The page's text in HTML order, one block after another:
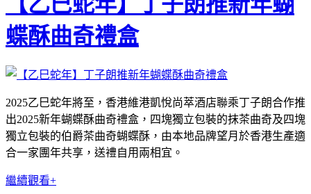
蝶酥曲奇禮盒
2025乙巳蛇年將至，香港維港凱悅尚萃酒店聯乘丁子朗合作推
出2025新年蝴蝶酥曲奇禮盒，四塊獨立包裝的抹茶曲奇及四塊
獨立包裝的伯爵茶曲奇蝴蝶酥，由本地品牌望月於香港生產適
合一家團年共享，送禮自用兩相宜。
繼續觀看+